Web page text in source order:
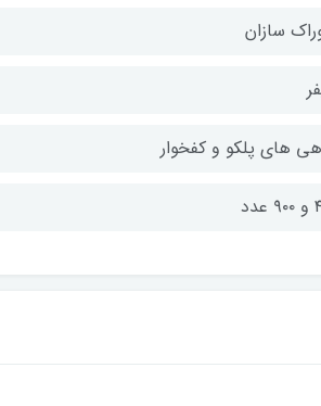
سازان
های پلکو و کفخوار